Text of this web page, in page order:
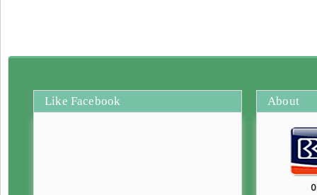
Like Facebook About